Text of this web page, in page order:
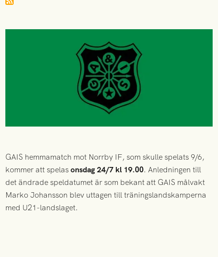
GAIS hemmamatch mot Norrby IF, som skulle spelats 9/6,
kommer att spelasonsdag 24/7 kl 19.00. Anledningen till
det ändrade speldatumet är som bekant att GAIS målvakt
Marko Johansson blev uttagen till träningslandskamperna
med U21-landslaget.